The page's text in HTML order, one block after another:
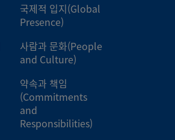
국제적 입지(Global
Presence)
사람과 문화(People
and Culture)
약속과 책임
(Commitments
and
Responsibilities)